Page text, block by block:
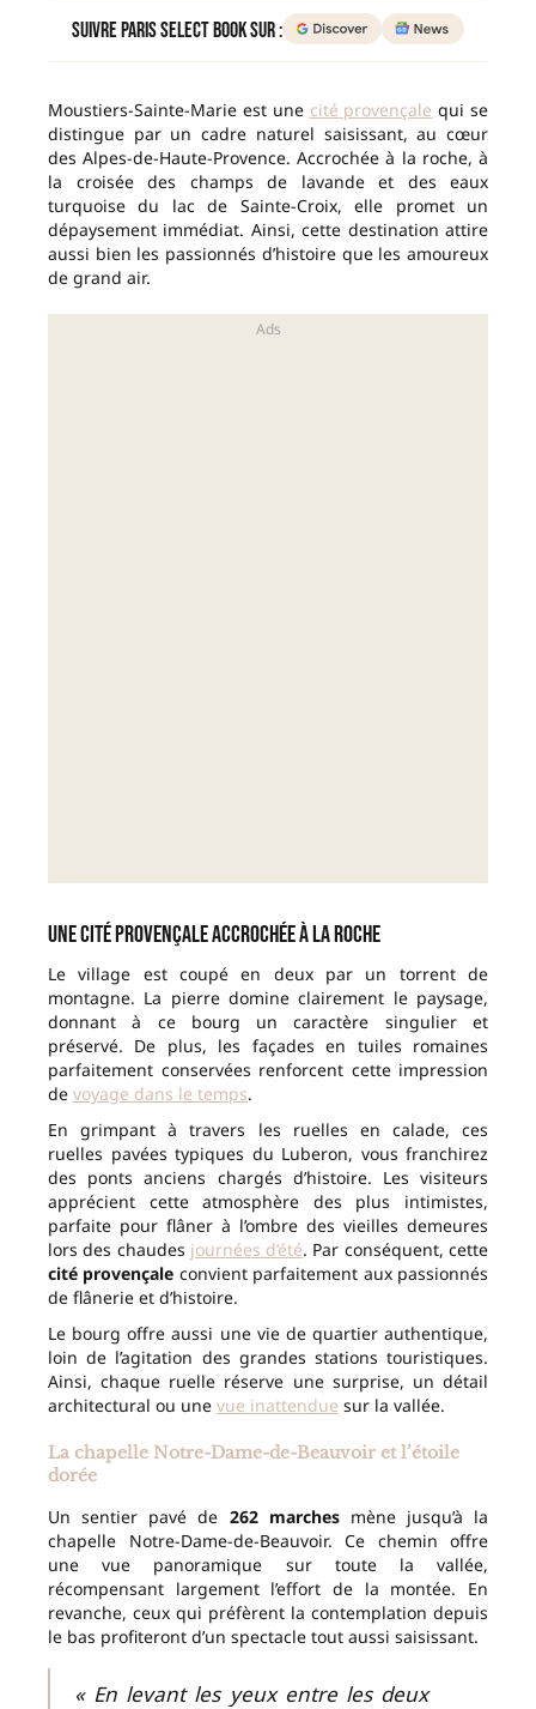
Suivre Paris Select Book sur :
Moustiers-Sainte-Marie est une cité provençale qui se
distingue par un cadre naturel saisissant, au cœur
des Alpes-de-Haute-Provence. Accrochée à la roche, à
la croisée des champs de lavande et des eaux
turquoise du lac de Sainte-Croix, elle promet un
dépaysement immédiat. Ainsi, cette destination attire
aussi bien les passionnés d’histoire que les amoureux
de grand air.
Une cité provençale accrochée à la roche
Le village est coupé en deux par un torrent de
montagne. La pierre domine clairement le paysage,
donnant à ce bourg un caractère singulier et
préservé. De plus, les façades en tuiles romaines
parfaitement conservées renforcent cette impression
de voyage dans le temps.
En grimpant à travers les ruelles en calade, ces
ruelles pavées typiques du Luberon, vous franchirez
des ponts anciens chargés d’histoire. Les visiteurs
apprécient cette atmosphère des plus intimistes,
parfaite pour flâner à l’ombre des vieilles demeures
lors des chaudes journées d’été. Par conséquent, cette
cité provençale convient parfaitement aux passionnés
de flânerie et d’histoire.
Le bourg offre aussi une vie de quartier authentique,
loin de l’agitation des grandes stations touristiques.
Ainsi, chaque ruelle réserve une surprise, un détail
architectural ou une vue inattendue sur la vallée.
La chapelle Notre-Dame-de-Beauvoir et l’étoile
dorée
Un sentier pavé de 262 marchesmène jusqu’à la
chapelle Notre-Dame-de-Beauvoir. Ce chemin offre
une vue panoramique sur toute la vallée,
récompensant largement l’effort de la montée. En
revanche, ceux qui préfèrent la contemplation depuis
le bas profiteront d’un spectacle tout aussi saisissant.
« En levant les yeux entre les deux